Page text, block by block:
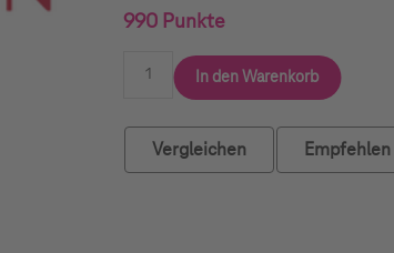
990 Punkte
In den Warenkorb
Vergleichen Empfehlen